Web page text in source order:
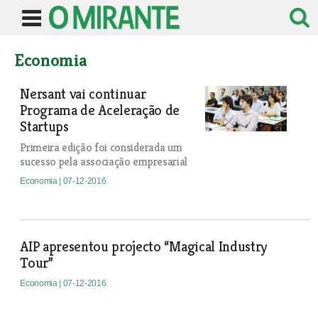
Economia
Nersant vai continuar
Programa de Aceleração de
Startups
Primeira edição foi considerada um
sucesso pela associação empresarial
Economia | 07-12-2016
AIP apresentou projecto “Magical Industry
Tour”
Economia | 07-12-2016